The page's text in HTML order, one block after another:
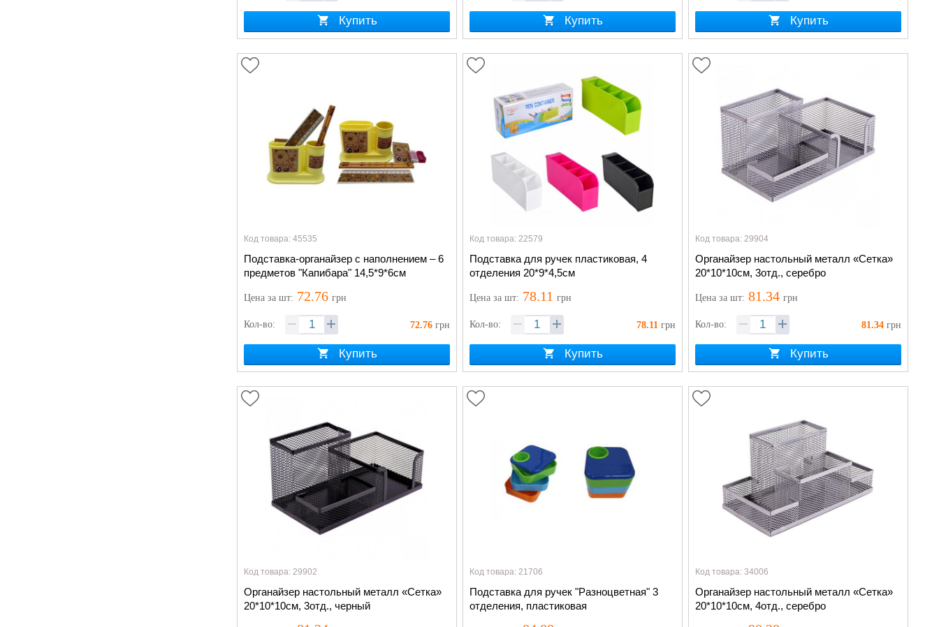
Купить Купить Купить
Код товара: 45535
Подставка-органайзер с наполнением – 6
предметов "Капибара" 14,5*9*6см
Цена за шт: 72.76 грн
Кол-во: 72.76 грн
Купить
Код товара: 22579
Подставка для ручек пластиковая, 4
отделения 20*9*4,5см
Ценаза шт: 78.11 грн
Кол-во: 78.11 грн
Купить
Код товара: 29904
Органайзер настольный металл «Сетка»
20*10*10см, 3отд., серебро
Ценаза шт: 81.34 грн
Кол-во: 81.34 грн
Купить
Код товара: 29902
Органайзер настольный металл «Сетка»
20*10*10см, 3отд., черный
Код товара: 21706
Подставка для ручек "Разноцветная" 3
отделения, пластиковая
Код товара: 34006
Органайзер настольный металл «Сетка»
20*10*10см, 4отд., серебро